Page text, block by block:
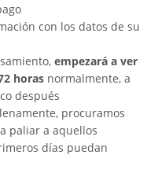
con los datos de su
empezará a ver
horas normalmente, a
después
procuramos
paliar a aquellos
días puedan